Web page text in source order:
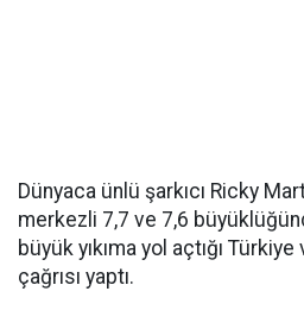
Dünyaca ünlü şarkıcı Ricky
merkezli 7,7 ve 7,6
büyük yıkıma yol açtığı
çağrısı yaptı.